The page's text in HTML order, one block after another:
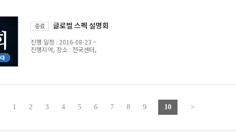
글로벌 스펙 설명회
진행 일정 : 2016-08-23 ~
진행지역, 장소 : 전국센터,
1 2 3 4 5 6 7 8 9 10 >